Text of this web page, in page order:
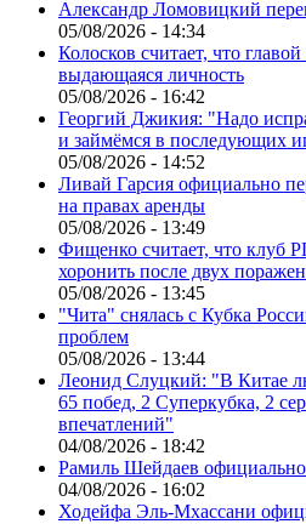
Александр Ломовицкий
05/08/2026 - 14:34
Колосков считает, что
выдающаяся личность
05/08/2026 - 16:42
Георгий Джикия: "Надо
и займёмся в последующих
05/08/2026 - 14:52
Ливай Гарсия официально
на правах аренды
05/08/2026 - 13:49
Фищенко считает, что клуб
хоронить после двух
05/08/2026 - 13:45
"Чита" снялась с Кубка
проблем
05/08/2026 - 13:44
Леонид Слуцкий: "В Китае
65 побед, 2 Суперкубка, 2
впечатлений"
04/08/2026 - 18:42
Рамиль Шейдаев
04/08/2026 - 16:02
Ходейфа Эль-Мхассани